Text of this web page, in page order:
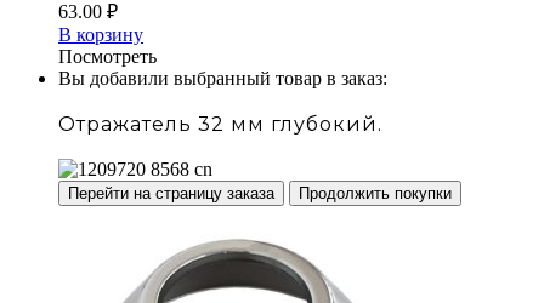
63.00 ₽
В корзину
Посмотреть
Вы добавили выбранный товар в заказ:
Отражатель 32 мм глубокий.
Перейти на страницу заказа Продолжить покупки